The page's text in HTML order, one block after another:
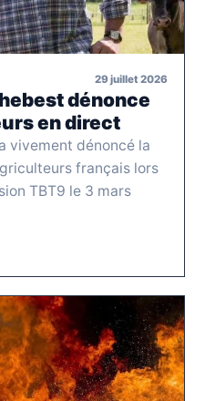
29 juillet 2026
dénonce
en direct
vivement dénoncé la
français lors
TBT9 le 3 mars